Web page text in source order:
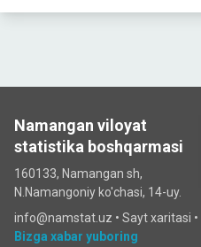
Namangan viloyat
statistika boshqarmasi
160133, Namangan sh,
N.Namangoniy ko'chasi, 14-uy.
info@namstat.uz • Sayt xaritasi •
Bizga xabar yuboring